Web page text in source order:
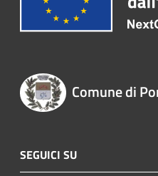
Comune di
SEGUICI SU